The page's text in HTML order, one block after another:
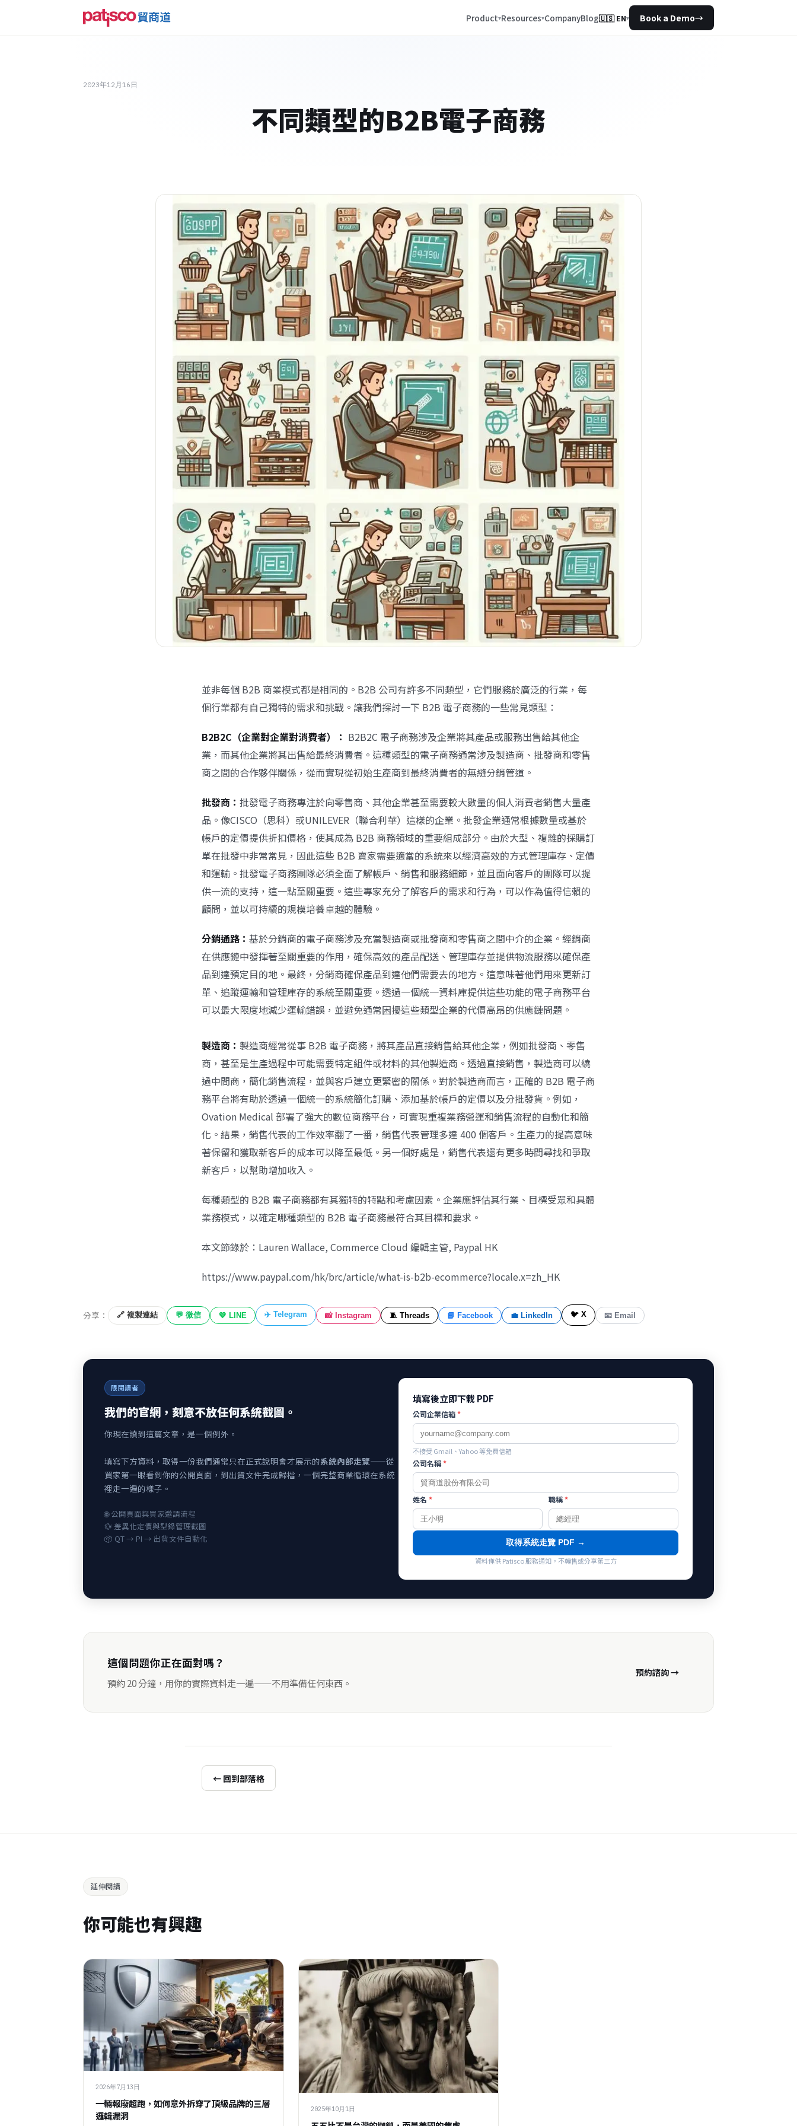
Product Resources CompanyBlog🇺🇸 EN▾ Book a Demo→
2023年12月16日
不同類型的B2B電子商務
並非每個 B2B 商業模式都是相同的。B2B 公司有許多不同類型，它們服務於廣泛的行業，每
個行業都有自己獨特的需求和挑戰。讓我們探討一下 B2B 電子商務的一些常見類型：
B2B2C（企業對企業對消費者）： B2B2C 電子商務涉及企業將其產品或服務出售給其他企
業，而其他企業將其出售給最終消費者。這種類型的電子商務通常涉及製造商、批發商和零售
商之間的合作夥伴關係，從而實現從初始生產商到最終消費者的無縫分銷管道。
批發商： 批發電子商務專注於向零售商、其他企業甚至需要較大數量的個人消費者銷售大量產
品。像CISCO（思科）或UNILEVER（聯合利華）這樣的企業。批發企業通常根據數量或基於
帳戶的定價提供折扣價格，使其成為 B2B 商務領域的重要組成部分。由於大型、複雜的採購訂
單在批發中非常常見，因此這些 B2B 賣家需要適當的系統來以經濟高效的方式管理庫存、定價
和運輸。批發電子商務團隊必須全面了解帳戶、銷售和服務細節，並且面向客戶的團隊可以提
供一流的支持，這一點至關重要。這些專家充分了解客戶的需求和行為，可以作為值得信賴的
顧問，並以可持續的規模培養卓越的體驗。
分銷通路： 基於分銷商的電子商務涉及充當製造商或批發商和零售商之間中介的企業。經銷商
在供應鏈中發揮著至關重要的作用，確保高效的產品配送、管理庫存並提供物流服務以確保產
品到達預定目的地。最終，分銷商確保產品到達他們需要去的地方。這意味著他們用來更新訂
單、追蹤運輸和管理庫存的系統至關重要。透過一個統一資料庫提供這些功能的電子商務平台
可以最大限度地減少運輸錯誤，並避免通常困擾這些類型企業的代價高昂的供應鏈問題。
製造商： 製造商經常從事 B2B 電子商務，將其產品直接銷售給其他企業，例如批發商、零售
商，甚至是生產過程中可能需要特定組件或材料的其他製造商。透過直接銷售，製造商可以繞
過中間商，簡化銷售流程，並與客戶建立更緊密的關係。對於製造商而言，正確的 B2B 電子商
務平台將有助於透過一個統一的系統簡化訂購、添加基於帳戶的定價以及分批發貨。例如，
Ovation Medical 部署了強大的數位商務平台，可實現重複業務營運和銷售流程的自動化和簡
化。結果，銷售代表的工作效率翻了一番，銷售代表管理多達 400 個客戶。生產力的提高意味
著保留和獲取新客戶的成本可以降至最低。另一個好處是，銷售代表還有更多時間尋找和爭取
新客戶，以幫助增加收入。
每種類型的 B2B 電子商務都有其獨特的特點和考慮因素。企業應評估其行業、目標受眾和具體
業務模式，以確定哪種類型的 B2B 電子商務最符合其目標和要求。
本文節錄於：Lauren Wallace, Commerce Cloud 編輯主管, Paypal HK
https://www.paypal.com/hk/brc/article/what-is-b2b-ecommerce?locale.x=zh_HK
分享： 🔗 複製連結 💬 微信 💚 LINE ✈️ Telegram 📸 Instagram 🧵 Threads 📘 Facebook 💼 LinkedIn 🐦 X 📧 Email
限閱讀者
我們的官網，刻意不放任何系統截圖。
你現在讀到這篇文章，是一個例外。
填寫下方資料，取得一份我們通常只在正式說明會才展示的系統內部走覽——從
買家第一眼看到你的公開頁面，到出貨文件完成歸檔，一個完整商業循環在系統
裡走一遍的樣子。
🌐 公開頁面與買家邀請流程
💱 差異化定價與型錄管理截圖
📦 QT → PI → 出貨文件自動化
填寫後立即下載 PDF
公司企業信箱*
不接受 Gmail、Yahoo 等免費信箱
公司名稱*
姓名 * 職稱*
取得系統走覽 PDF →
資料僅供 Patisco 服務通知，不轉售或分享第三方
這個問題你正在面對嗎？
預約 20 分鐘，用你的實際資料走一遍——不用準備任何東西。
預約諮詢 →
← 回到部落格
延伸閱讀
你可能也有興趣
2026年7月13日
一輛報廢超跑，如何意外拆穿了頂級品牌的三層
邏輯漏洞
2025年10月1日